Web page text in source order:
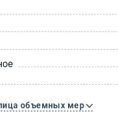
объемных мер